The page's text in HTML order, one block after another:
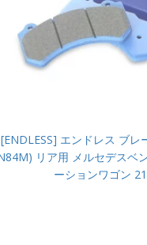
[ENDLESS] エンドレス ブレ
リア用 メルセデスベ
ーションワゴン